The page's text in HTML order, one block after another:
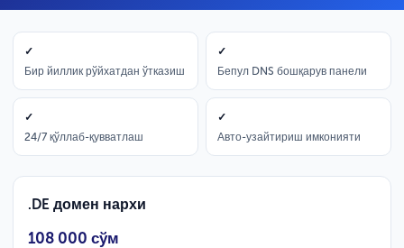
✓
Бир йиллик рўйхатдан ўтказиш
✓
Бепул DNS бошқарув панели
✓
24/7 қўллаб-қувватлаш
✓
Авто-узайтириш имконияти
.DE домен нархи
108 000 сўм